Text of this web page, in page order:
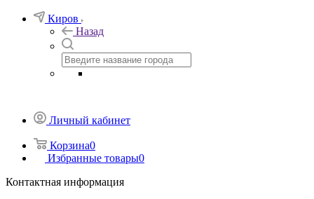
Киров
Назад
Личный кабинет
Корзина0
Избранные товары0
Контактная информация